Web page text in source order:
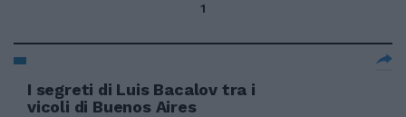
1
I segreti di Luis Bacalov tra i
vicoli di Buenos Aires